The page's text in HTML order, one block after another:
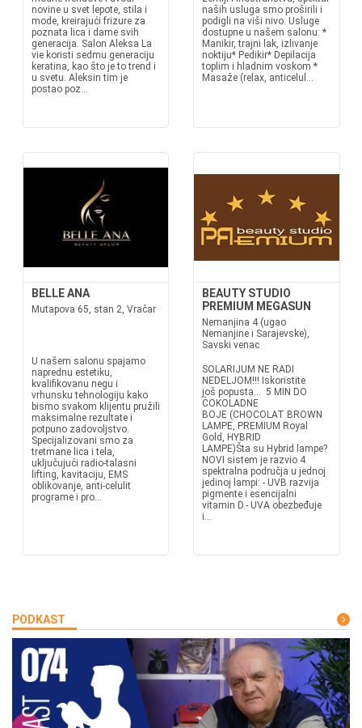
novine u svet lepote, stila i
mode, kreirajući frizure za
poznata lica i dame svih
generacija. Salon Aleksa La
vie koristi sedmu generaciju
keratina, kao što je to trend i
u svetu. Aleksin tim je
postao poz...
naših usluga smo proširili i
podigli na viši nivo. Usluge
dostupne u našem salonu: *
Manikir, trajni lak, izlivanje
noktiju* Pedikir* Depilacija
toplim i hladnim voskom *
Masaže (relax, anticelul...
BELLE ANA
Mutapova 65, stan 2, Vračar
U našem salonu spajamo
naprednu estetiku,
kvalifikovanu negu i
vrhunsku tehnologiju kako
bismo svakom klijentu pružili
maksimalne rezultate i
potpuno zadovoljstvo.
Specijalizovani smo za
tretmane lica i tela,
uključujući radio-talasni
lifting, kavitaciju, EMS
oblikovanje, anti-celulit
programe i pro...
BEAUTY STUDIO
PREMIUM MEGASUN
Nemanjina 4 (ugao
Nemanjine i Sarajevske),
Savski venac
SOLARIJUM NE RADI
NEDELJOM!!! Iskoristite
još popusta... 5 MIN DO
ČOKOLADNE
BOJE (CHOCOLAT BROWN
LAMPE, PREMIUM Royal
Gold, HYBRID
LAMPE)Šta su Hybrid lampe?
NOVI sistem je razvio 4
spektralna područja u jednoj
jedinoj lampi: - UVB razvija
pigmente i esencijalni
vitamin D.- UVA obezbeđuje
i...
PODKAST